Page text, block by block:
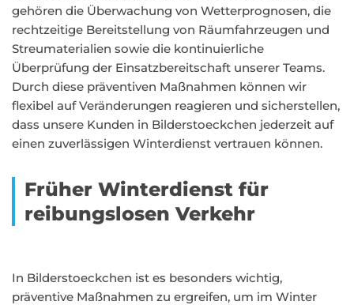
gehören die Überwachung von Wetterprognosen, die
rechtzeitige Bereitstellung von Räumfahrzeugen und
Streumaterialien sowie die kontinuierliche
Überprüfung der Einsatzbereitschaft unserer Teams.
Durch diese präventiven Maßnahmen können wir
flexibel auf Veränderungen reagieren und sicherstellen,
dass unsere Kunden in Bilderstoeckchen jederzeit auf
einen zuverlässigen Winterdienst vertrauen können.
Früher Winterdienst für
reibungslosen Verkehr
In Bilderstoeckchen ist es besonders wichtig,
präventive Maßnahmen zu ergreifen, um im Winter